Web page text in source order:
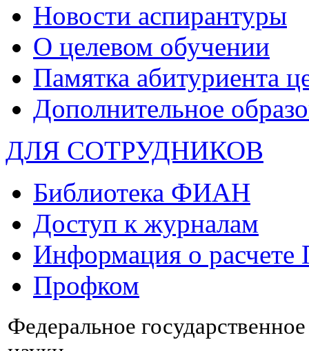
Новости аспирантуры
О целевом обучении
Памятка абитуриента
Дополнительное
ДЛЯ СОТРУДНИКОВ
Библиотека ФИАН
Доступ к журналам
Информация о
Профком
Федеральное